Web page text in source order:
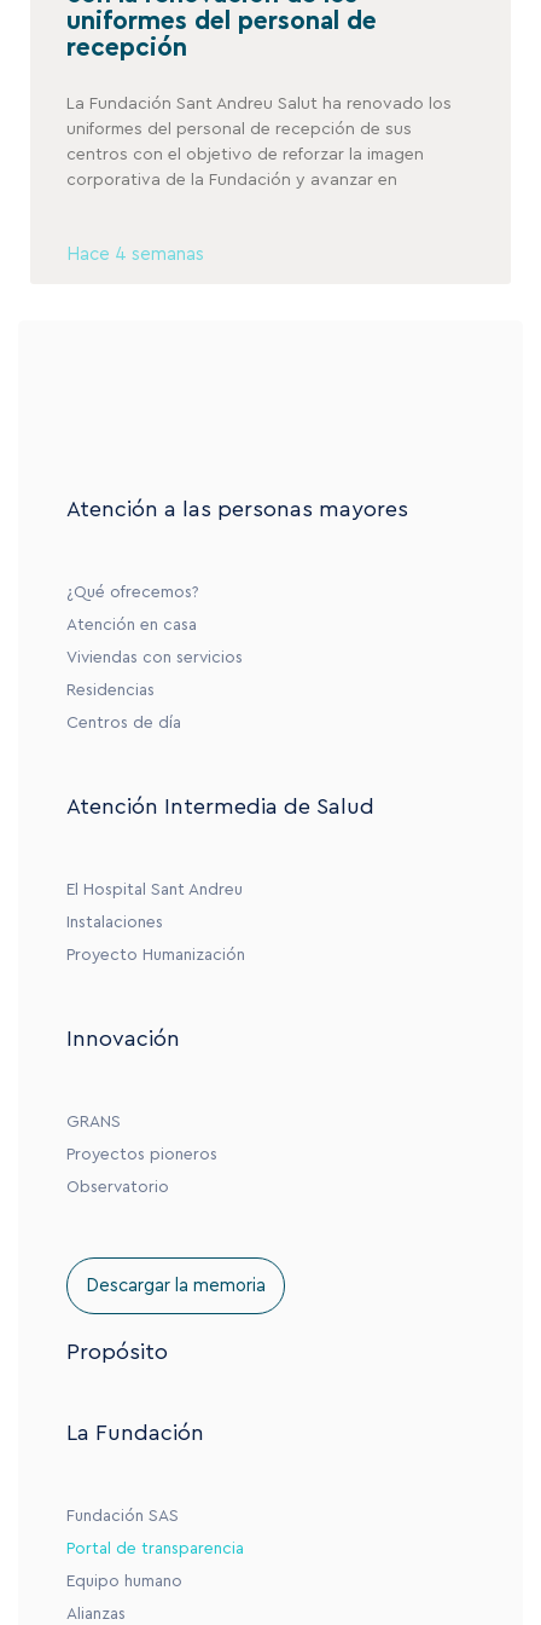
uniformes del personal de
recepción
La Fundación Sant Andreu Salut ha renovado los
uniformes del personal de recepción de sus
centros con el objetivo de reforzar la imagen
corporativa de la Fundación y avanzar en
Hace 4 semanas
Atención a las personas mayores
¿Qué ofrecemos?
Atención en casa
Viviendas con servicios
Residencias
Centros de día
Atención Intermedia de Salud
El Hospital Sant Andreu
Instalaciones
Proyecto Humanización
Innovación
GRANS
Proyectos pioneros
Observatorio
Descargar la memoria
Propósito
La Fundación
Fundación SAS
Portal de transparencia
Equipo humano
Alianzas